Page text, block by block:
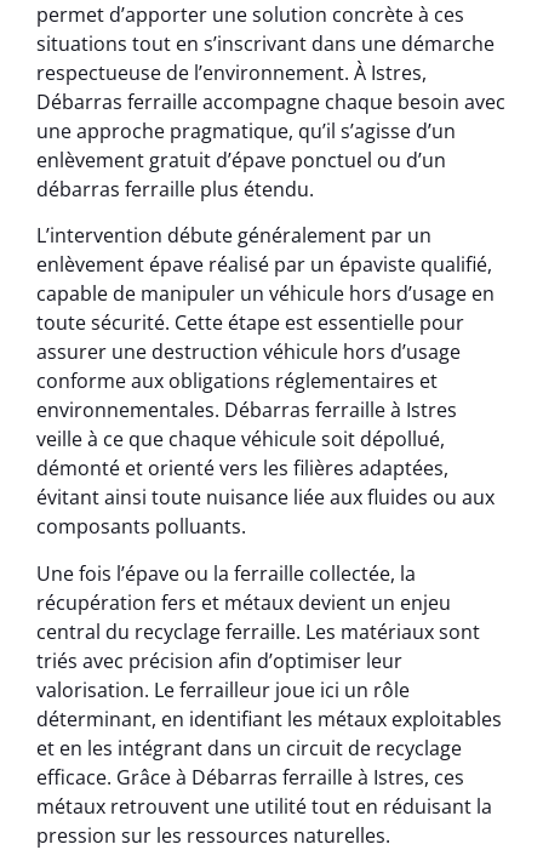
permet d’apporter une solution concrète à ces
situations tout en s’inscrivant dans une démarche
respectueuse de l’environnement. À Istres,
Débarras ferraille accompagne chaque besoin avec
une approche pragmatique, qu’il s’agisse d’un
enlèvement gratuit d’épave ponctuel ou d’un
débarras ferraille plus étendu.
L’intervention débute généralement par un
enlèvement épave réalisé par un épaviste qualifié,
capable de manipuler un véhicule hors d’usage en
toute sécurité. Cette étape est essentielle pour
assurer une destruction véhicule hors d’usage
conforme aux obligations réglementaires et
environnementales. Débarras ferraille à Istres
veille à ce que chaque véhicule soit dépollué,
démonté et orienté vers les filières adaptées,
évitant ainsi toute nuisance liée aux fluides ou aux
composants polluants.
Une fois l’épave ou la ferraille collectée, la
récupération fers et métaux devient un enjeu
central du recyclage ferraille. Les matériaux sont
triés avec précision afin d’optimiser leur
valorisation. Le ferrailleur joue ici un rôle
déterminant, en identifiant les métaux exploitables
et en les intégrant dans un circuit de recyclage
efficace. Grâce à Débarras ferraille à Istres, ces
métaux retrouvent une utilité tout en réduisant la
pression sur les ressources naturelles.